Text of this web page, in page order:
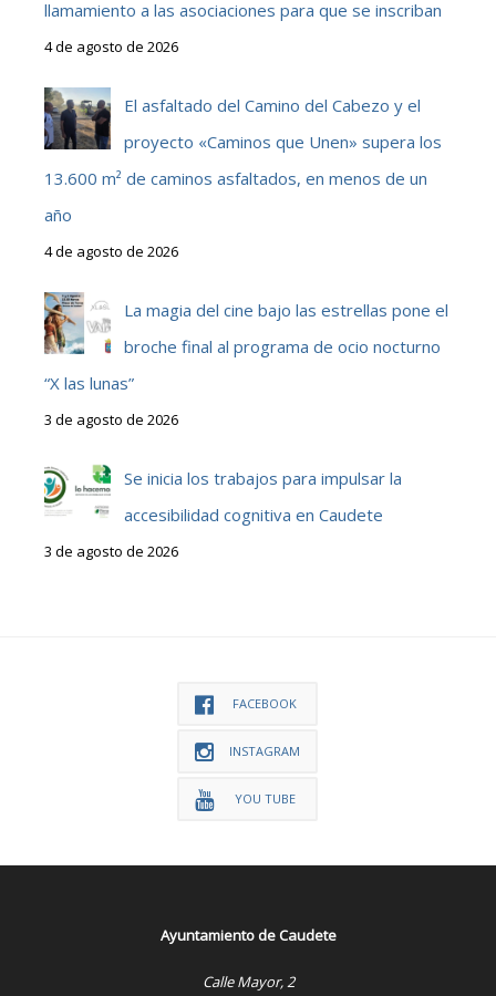
llamamiento a las asociaciones para que se inscriban
4 de agosto de 2026
El asfaltado del Camino del Cabezo y el
proyecto «Caminos que Unen» supera los
13.600 m² de caminos asfaltados, en menos de un
año
4 de agosto de 2026
La magia del cine bajo las estrellas pone el
broche final al programa de ocio nocturno
“X las lunas”
3 de agosto de 2026
Se inicia los trabajos para impulsar la
accesibilidad cognitiva en Caudete
3 de agosto de 2026
FACEBOOK
INSTAGRAM
YOU TUBE
Ayuntamiento de Caudete
Calle Mayor, 2